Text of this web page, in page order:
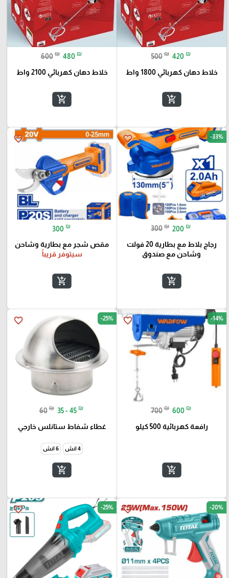
500 ₪ 420 ₪
خلاط دهان كهربائي 1800 واط
add_shopping_cart
600 ₪ 480 ₪
خلاط دهان كهربائي 2100 واط
add_shopping_cart
favorite_border -33%
300 ₪ 200 ₪
رجاج بلاط مع بطارية 20 فولت
وشاحن مع صندوق
add_shopping_cart
favorite_border
300 ₪
مقص شجر مع بطارية وشاحن
سيتوفر قريباً
add_shopping_cart
favorite_border -14%
700 ₪ 600 ₪
رافعة كهربائية 500 كيلو
add_shopping_cart
favorite_border -25%
60 ₪ 35 - 45 ₪
غطاء شفاط ستانلس خارجي
4 انش 6 انش
add_shopping_cart
favorite_border -20%
favorite_border -25%